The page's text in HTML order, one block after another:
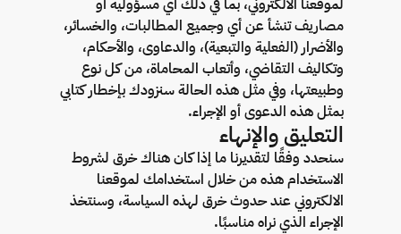
لموقعنا الالكتروني، بما في ذلك أي مسؤولية أو
مصاريف تنشأ عن أي وجميع المطالبات، والخسائر،
والأضرار (الفعلية والتبعية)، والدعاوى، والأحكام،
وتكاليف التقاضي، وأتعاب المحاماة، من كل نوع
وطبيعتها، وفي مثل هذه الحالة سنزودك بإخطار كتابي
بمثل هذه الدعوى أو الإجراء.
التعليق والإنهاء
سنحدد وفقًا لتقديرنا ما إذا كان هناك خرق لشروط
الاستخدام هذه من خلال استخدامك لموقعنا
الالكتروني عند حدوث خرق لهذه السياسة، وسنتخذ
الإجراء الذي نراه مناسبًا.